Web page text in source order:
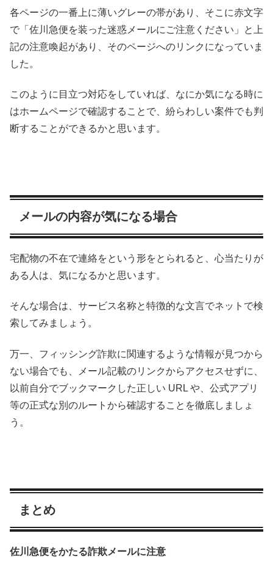
各ページの一番上に薄いグレーの帯があり、そこに赤文字
で「佐川急便を装った迷惑メールにご注意ください」と上
記の注意喚起があり、そのページへのリンクになっていま
した。
このように目立つ対応をしていれば、なにか気になる時に
はホームページで確認することで、紛らわしい案件でも判
断することができるかと思います。
メールの内容が気になる場合
宅配物の不在で連絡をという形をとられると、心当たりが
ある人は、気になるかと思います。
そんな場合は、サービス名称と特徴的な文言でネットで検
索してみましょう。
万一、フィッシング詐欺に関連するような情報が見つから
ない場合でも、メール記載のリンクからアクセスせずに、
以前自分でブックマークした正しい URL や、公式アプリ
等の正式な別のルートから確認することを徹底しましょ
う。
まとめ
佐川急便をかたる詐欺メールに注意